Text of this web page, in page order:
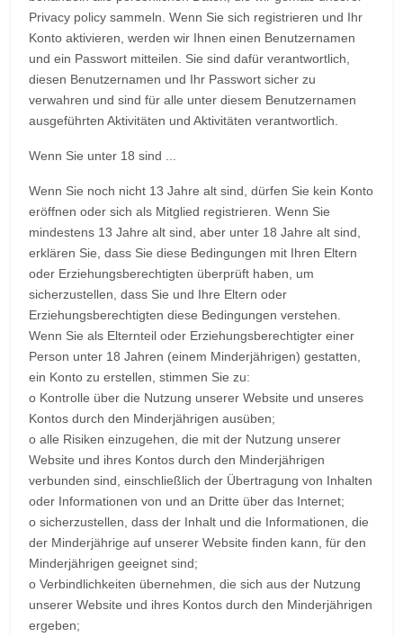
Privacy policy sammeln. Wenn Sie sich registrieren und Ihr
Konto aktivieren, werden wir Ihnen einen Benutzernamen
und ein Passwort mitteilen. Sie sind dafür verantwortlich,
diesen Benutzernamen und Ihr Passwort sicher zu
verwahren und sind für alle unter diesem Benutzernamen
ausgeführten Aktivitäten und Aktivitäten verantwortlich.
Wenn Sie unter 18 sind ...
Wenn Sie noch nicht 13 Jahre alt sind, dürfen Sie kein Konto
eröffnen oder sich als Mitglied registrieren. Wenn Sie
mindestens 13 Jahre alt sind, aber unter 18 Jahre alt sind,
erklären Sie, dass Sie diese Bedingungen mit Ihren Eltern
oder Erziehungsberechtigten überprüft haben, um
sicherzustellen, dass Sie und Ihre Eltern oder
Erziehungsberechtigten diese Bedingungen verstehen.
Wenn Sie als Elternteil oder Erziehungsberechtigter einer
Person unter 18 Jahren (einem Minderjährigen) gestatten,
ein Konto zu erstellen, stimmen Sie zu:
o Kontrolle über die Nutzung unserer Website und unseres
Kontos durch den Minderjährigen ausüben;
o alle Risiken einzugehen, die mit der Nutzung unserer
Website und ihres Kontos durch den Minderjährigen
verbunden sind, einschließlich der Übertragung von Inhalten
oder Informationen von und an Dritte über das Internet;
o sicherzustellen, dass der Inhalt und die Informationen, die
der Minderjährige auf unserer Website finden kann, für den
Minderjährigen geeignet sind;
o Verbindlichkeiten übernehmen, die sich aus der Nutzung
unserer Website und ihres Kontos durch den Minderjährigen
ergeben;